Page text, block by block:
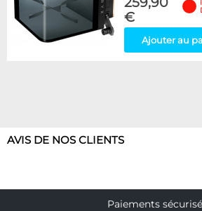
€
Ajouter au
AVIS DE NOS CLIENTS
Paiements